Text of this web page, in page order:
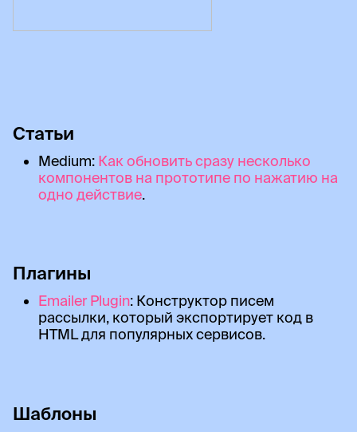
Статьи
Medium: Как обновить сразу несколько
компонентов на прототипе по нажатию на
одно действие.
Плагины
Emailer Plugin: Конструктор писем
рассылки, который экспортирует код в
HTML для популярных сервисов.
Шаблоны